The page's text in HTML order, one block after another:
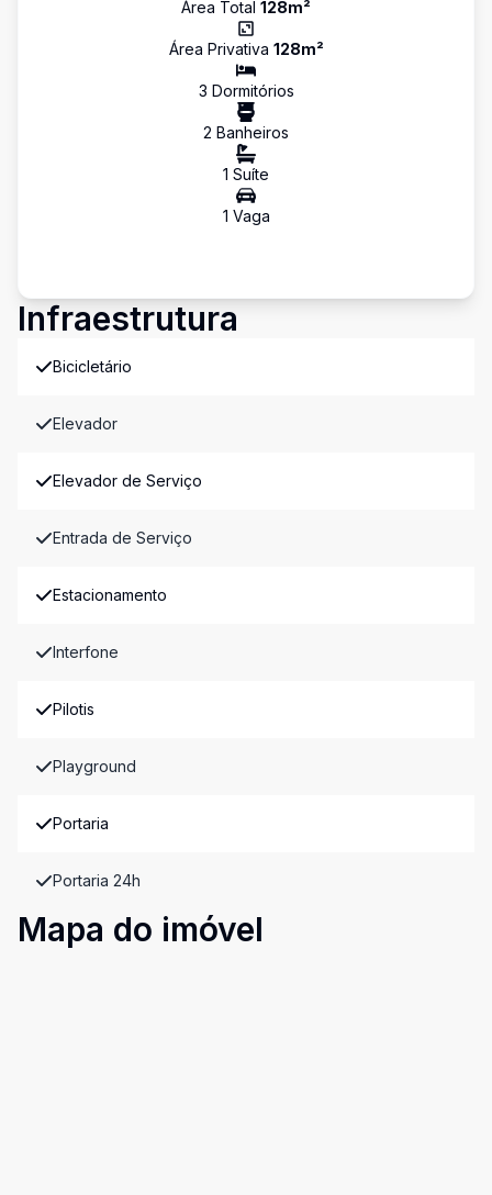
Área Total 128m²
Área Privativa 128m²
3 Dormitórios
2 Banheiros
1 Suíte
1 Vaga
Infraestrutura
Bicicletário
Elevador
Elevador de Serviço
Entrada de Serviço
Estacionamento
Interfone
Pilotis
Playground
Portaria
Portaria 24h
Mapa do imóvel